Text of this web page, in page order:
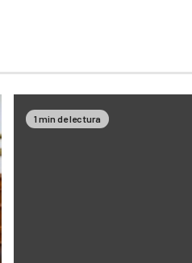
1 min de lectura